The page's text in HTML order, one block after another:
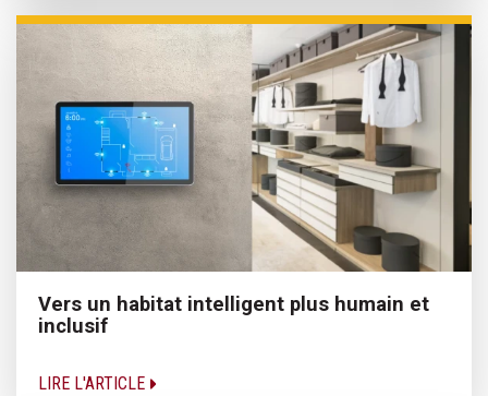
Vers un habitat intelligent plus humain et
inclusif
LIRE L'ARTICLE